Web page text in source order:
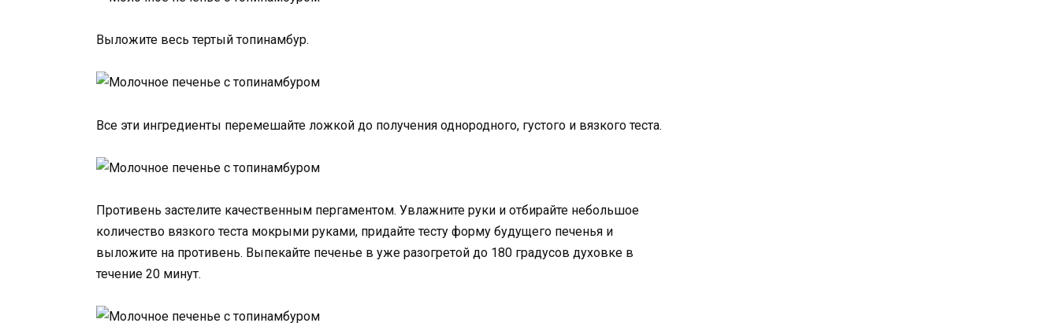
Выложите весь тертый топинамбур.
Все эти ингредиенты перемешайте ложкой до получения однородного, густого и вязкого теста.
Противень застелите качественным пергаментом. Увлажните руки и отбирайте небольшое
количество вязкого теста мокрыми руками, придайте тесту форму будущего печенья и
выложите на противень. Выпекайте печенье в уже разогретой до 180 градусов духовке в
течение 20 минут.